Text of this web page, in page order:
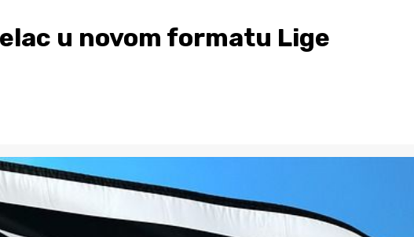
u novom formatu Lige